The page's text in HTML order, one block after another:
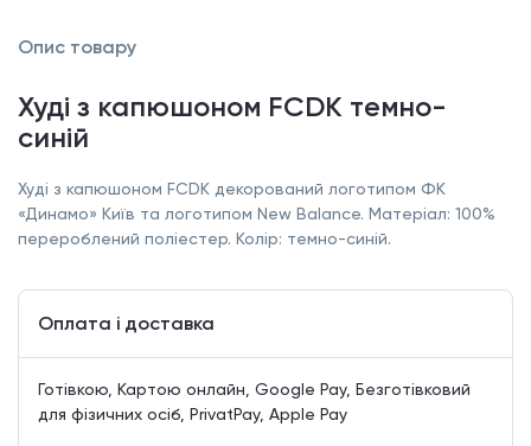
Опис товару
Худі з капюшоном FCDK темно-
синій
Худі з капюшоном FCDK декорований логотипом ФК
«Динамо» Київ та логотипом New Balance. Матеріал: 100%
перероблений поліестер. Колір: темно-синій.
Оплата і доставка
Готівкою, Картою онлайн, Google Pay, Безготівковий
для фізичних осіб, PrivatPay, Apple Pay